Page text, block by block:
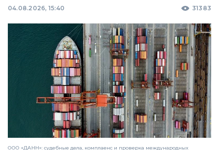
04.08.2026, 15:40 31383
ООО «ДАНН»: судебные дела, комплаенс и проверка международных